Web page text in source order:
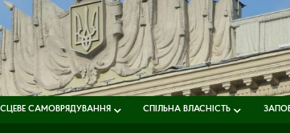
САМОВРЯДУВАННЯ СПІЛЬНА ВЛАСНІСТЬ